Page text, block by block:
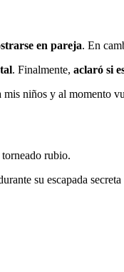
en pareja. En
. Finalmente, aclaró si
mis niños y al momento
rubio.
su escapada